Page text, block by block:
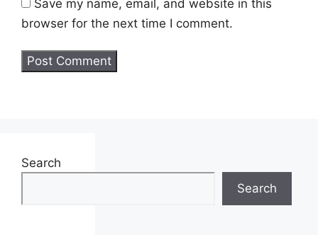
Save my name, email, and website in this
browser for the next time I comment.
Search
Search